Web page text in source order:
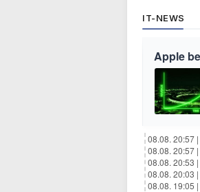
IT-NEWS
Apple
08.08. 20:57 |
08.08. 20:57 |
08.08. 20:53 |
08.08. 20:03 |
08.08. 19:05 |